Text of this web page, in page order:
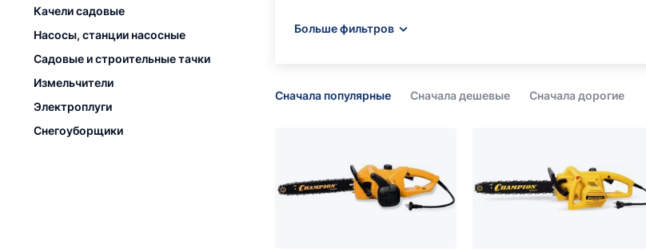
Качели садовые
Насосы, станции насосные
Садовые и строительные тачки
Измельчители
Электроплуги
Снегоуборщики
Больше фильтров
Сначала популярные Сначала дешевые Сначала дорогие